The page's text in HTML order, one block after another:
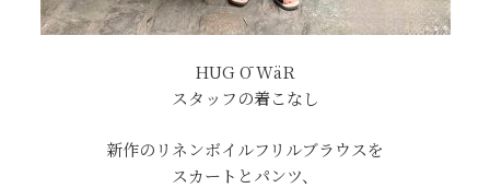
HUG Ō WäR
スタッフの着こなし
新作のリネンボイルフリルブラウスを
スカートとパンツ、